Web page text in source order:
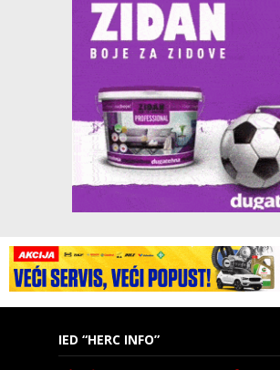
IED “HERC INFO”